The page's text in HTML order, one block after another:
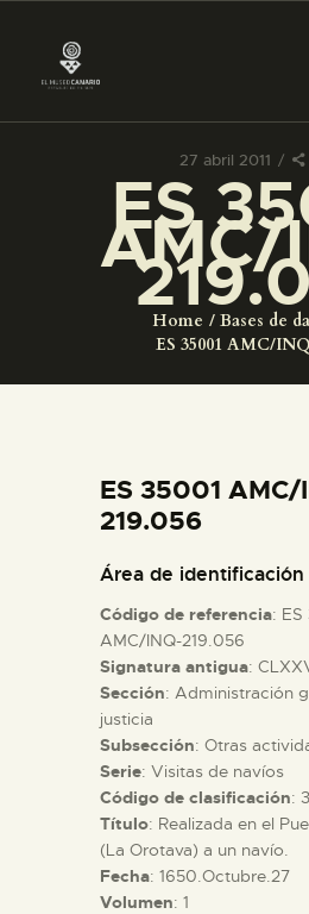
27 abril 2011
ES
AMC/
Home Bases de
ES 35001 AMC/
PREPARAR LA
ACTIVIDADES
COLECCIONES
ESPAÑOL
PREPARAR LA
ACTIVIDADES
█
ES 35001 AMC/
219.056
Área de identificación
Código de referencia: ES
AMC/INQ-219.056
Signatura antigua:
Sección: Administración
justicia
Subsección: Otras
Serie: Visitas de navíos
Código de clasificación:
Título: Realizada en el
(La Orotava) a un navío.
Fecha: 1650.Octubre.27
Volumen: 1